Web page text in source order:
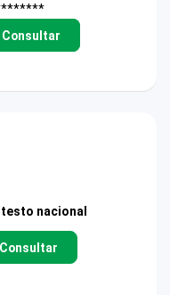
Consultar
nacional
Consultar